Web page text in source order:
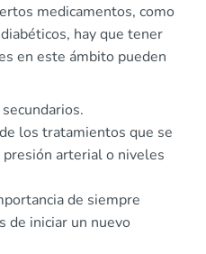
medicamentos, como
hay que tener
en este ámbito pueden
los tratamientos que se
arterial o niveles
de siempre
de iniciar un nuevo